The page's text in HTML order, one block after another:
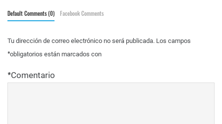
Default Comments (0) Facebook Comments
Tu dirección de correo electrónico no será publicada. Los campos
obligatorios están marcados con
*
Comentario
*